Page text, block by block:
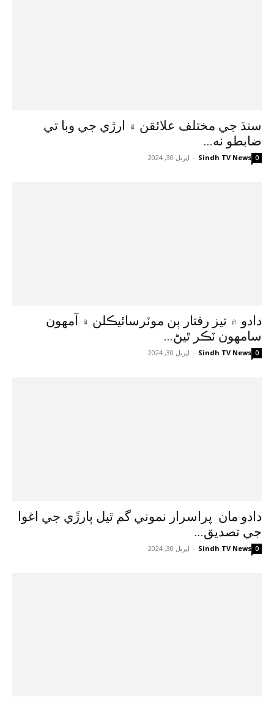
سنڌ جي مختلف علائقن ۾ ارڙي جي وبا تي
ضابطو نه...
Sindh TV News
- اپريل 30, 2024 0
دادو ۾ تيز رفتار ٻن موٽرسائيڪلن ۾ آمهون
سامهون ٽڪر ٿيڻ...
Sindh TV News
- اپريل 30, 2024 0
دادو مان پراسرار نموني گم ٿيل ٻارڙَي جي اغوا
جي تصديق...
Sindh TV News
- اپريل 30, 2024 0